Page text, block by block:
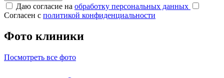
Даю согласие на обработку персональных данных
Согласен с политикой конфиденциальности
Фото клиники
Посмотреть все фото